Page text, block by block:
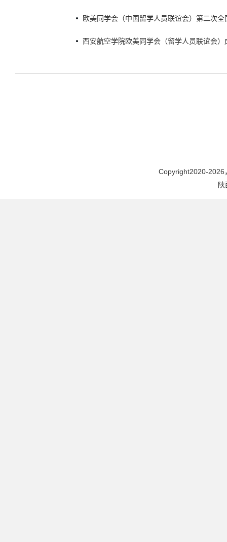
欧美同学会（中国留学人员联谊会）第二次
李干杰出席开幕会并讲话
西安航空学院欧美同学会（留学人员联谊会）
Copyright2020-2026